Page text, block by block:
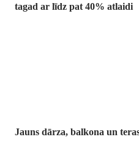
tagad ar līdz pat 40% atlaidi
Jauns dārza, balkona un